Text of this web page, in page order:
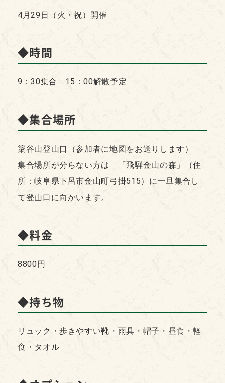
4月29日（火・祝）開催
◆時間
9：30集合 15：00解散予定
◆集合場所
簗谷山登山口（参加者に地図をお送りします）
集合場所が分らない方は 「飛騨金山の森」（住
所：岐阜県下呂市金山町弓掛515）に一旦集合し
て登山口に向かいます。
◆料金
8800円
◆持ち物
リュック・歩きやすい靴・雨具・帽子・昼食・軽
食・タオル